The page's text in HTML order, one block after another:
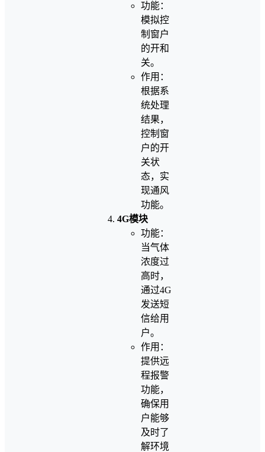
功能：
模拟控
制窗户
的开和
关。
作用：
根据系
统处理
结果，
控制窗
户的开
关状
态，实
现通风
功能。
4G模块
功能：
当气体
浓度过
高时，
通过4G
发送短
信给用
户。
作用：
提供远
程报警
功能，
确保用
户能够
及时了
解环境